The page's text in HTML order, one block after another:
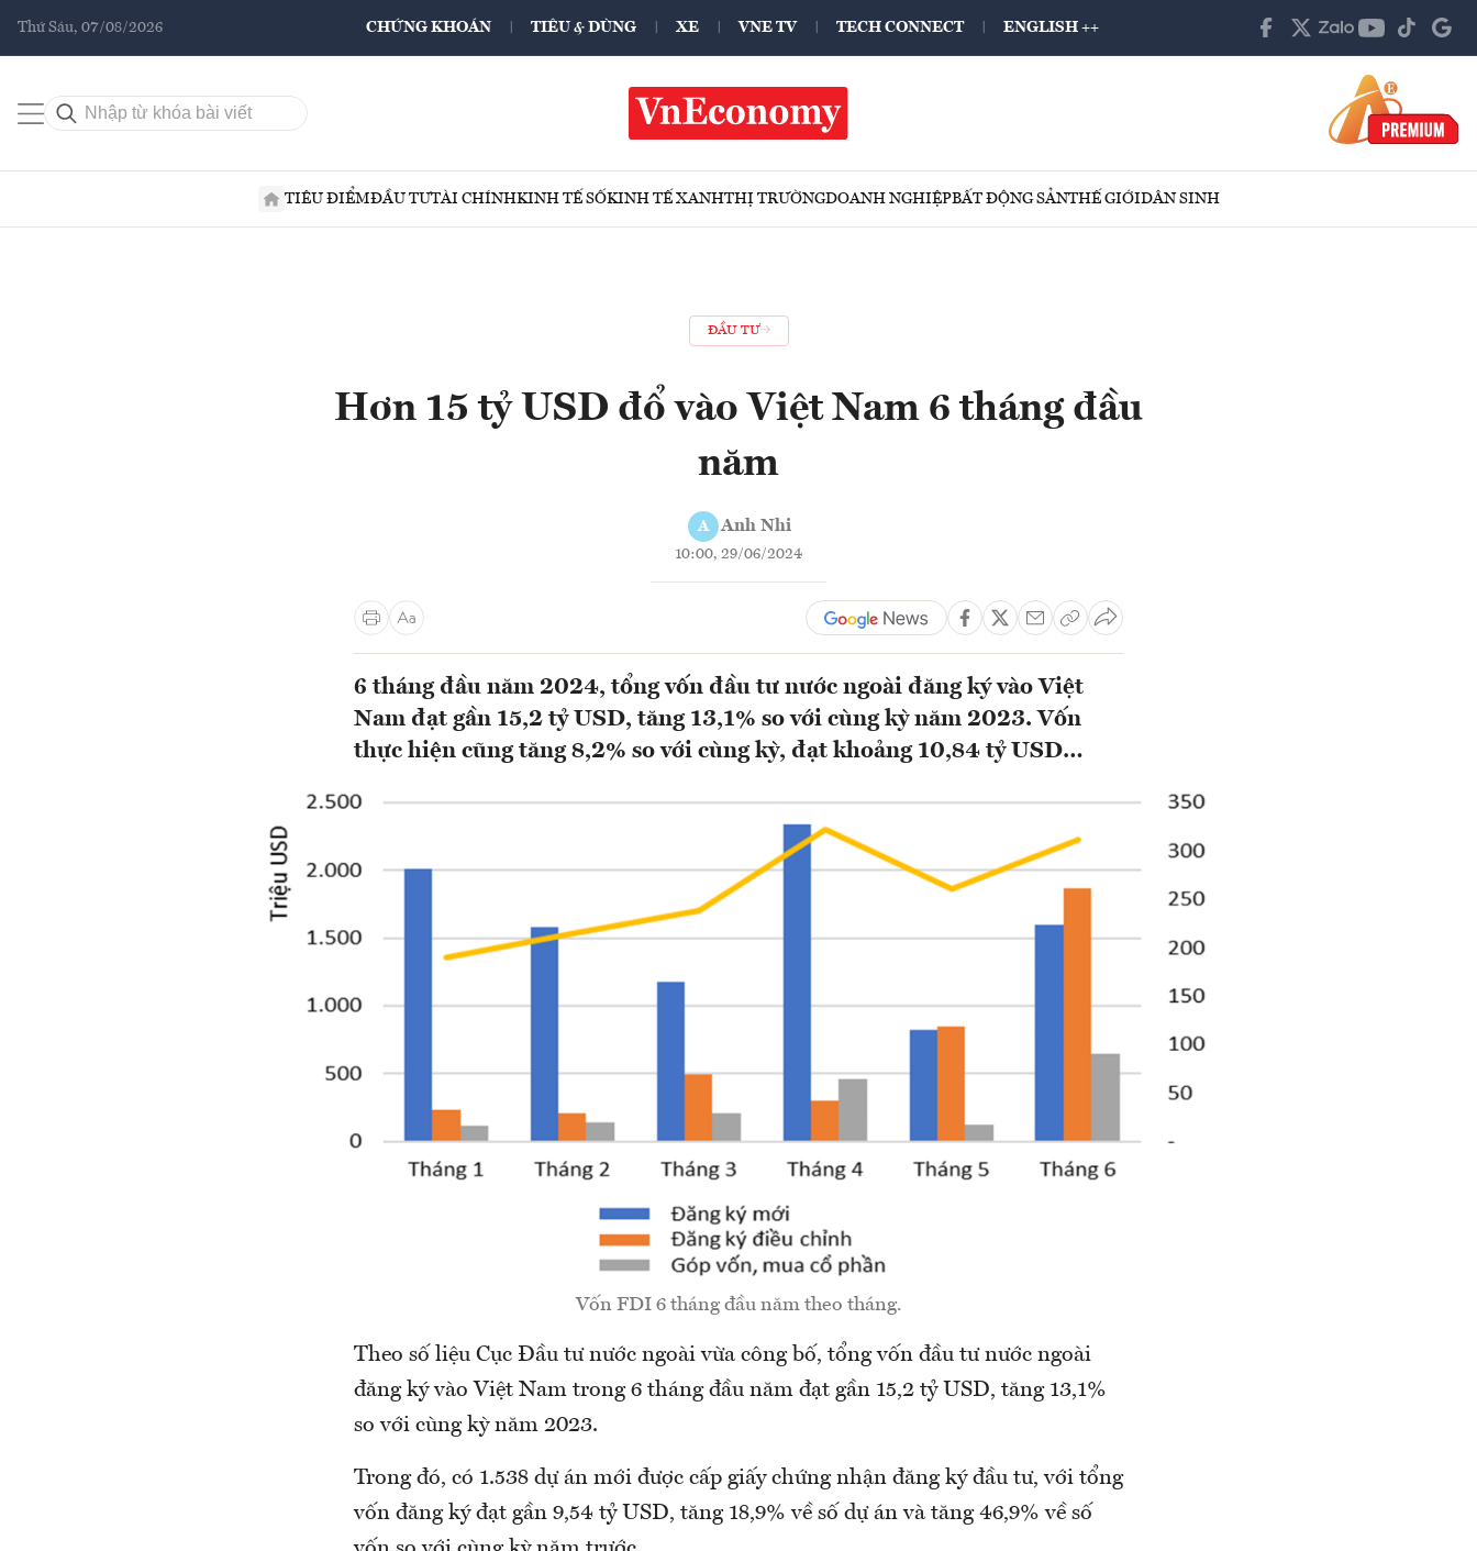
Thứ Sáu, 07/08/2026 CHỨNG KHOÁN TIÊU & DÙNG XE VNE TV TECH CONNECT ENGLISH ++
TIÊU ĐIỂMĐẦU TƯTÀI CHÍNHKINH TẾ SỐKINH TẾ XANHTHỊ TRƯỜNGDOANH NGHIỆPBẤT ĐỘNG SẢNTHẾ GIỚIDÂN SINH
ĐẦU TƯ
Hơn 15 tỷ USD đổ vào Việt Nam 6 tháng đầu
năm
A Anh Nhi
10:00, 29/06/2024
6 tháng đầu năm 2024, tổng vốn đầu tư nước ngoài đăng ký vào Việt
Nam đạt gần 15,2 tỷ USD, tăng 13,1% so với cùng kỳ năm 2023. Vốn
thực hiện cũng tăng 8,2% so với cùng kỳ, đạt khoảng 10,84 tỷ USD…
Vốn FDI 6 tháng đầu năm theo tháng.
Theo số liệu Cục Đầu tư nước ngoài vừa công bố, tổng vốn đầu tư nước ngoài
đăng ký vào Việt Nam trong 6 tháng đầu năm đạt gần 15,2 tỷ USD, tăng 13,1%
so với cùng kỳ năm 2023.
Trong đó, có 1.538 dự án mới được cấp giấy chứng nhận đăng ký đầu tư, với tổng
vốn đăng ký đạt gần 9,54 tỷ USD, tăng 18,9% về số dự án và tăng 46,9% về số